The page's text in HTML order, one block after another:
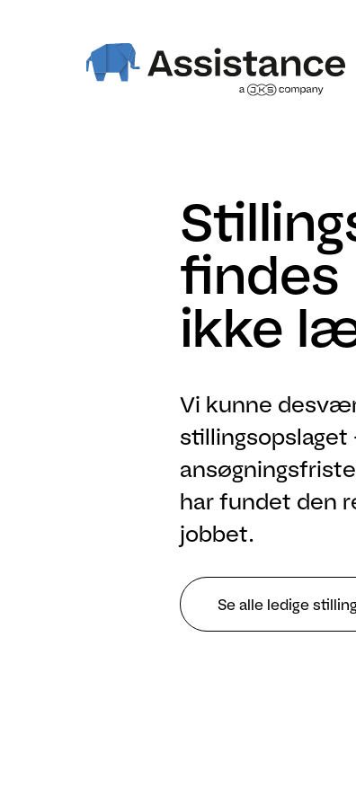
findes
ikke
Vi kunne
har fundet den
jobbet.
Se alle ledige